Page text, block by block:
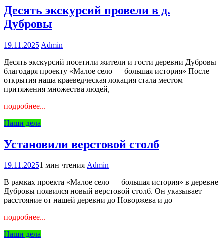
Десять экскурсий провели в д.
Дубровы
19.11.2025 Admin
Десять экскурсий посетили жители и гости деревни Дубровы
благодаря проекту «Малое село — большая история» После
открытия наша краеведческая локация стала местом
притяжения множества людей,
подробнее...
Наши дела
Установили верстовой столб
19.11.20251 мин чтения Admin
В рамках проекта «Малое село — большая история» в деревне
Дубровы появился новый верстовой столб. Он указывает
расстояние от нашей деревни до Новоржева и до
подробнее...
Наши дела